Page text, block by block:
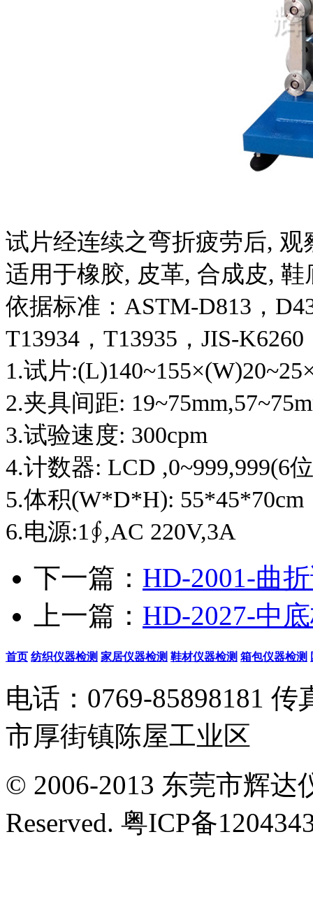
试片经连续之弯折疲劳后,
适用于橡胶, 皮革, 合成皮, 鞋
依据标准：ASTM-D813，
T13934，T13935，JIS-K6260
1.试片
2.夹具间距:
3.试验速度: 300cpm
4.计数器: LCD ,0~999,999(6
5.体积(W*D*H): 55*45*70cm
6.电源:1∮,AC 220V,3A
下一篇： HD-2001-曲
上一篇： HD-2027-中
首页 纺织仪器检测 家居仪器检测 鞋材仪器检测 箱包仪器检测
电话：0769-85898181 传
市厚街镇陈屋工业区
© 2006-2013 东莞市辉达
Reserved. 粤ICP备